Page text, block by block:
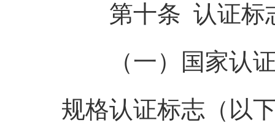
第十条 认证标
（一）国家认证
规格认证标志（以